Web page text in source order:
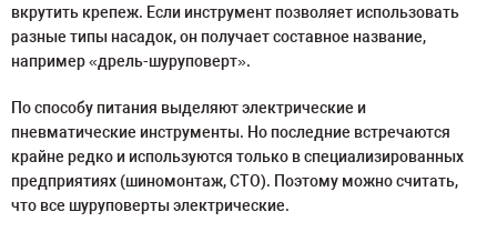
вкрутить крепеж. Если инструмент позволяет использовать
разные типы насадок, он получает составное название,
например «дрель-шуруповерт».
По способу питания выделяют электрические и
пневматические инструменты. Но последние встречаются
крайне редко и используются только в специализированных
предприятиях (шиномонтаж, СТО). Поэтому можно считать,
что все шуруповерты электрические.